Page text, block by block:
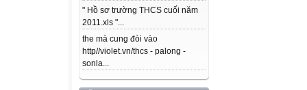
" Hồ sơ trường THCS cuối năm
2011.xls "...
the mà cung đòi vào
http//violet.vn/thcs - palong -
sonla...